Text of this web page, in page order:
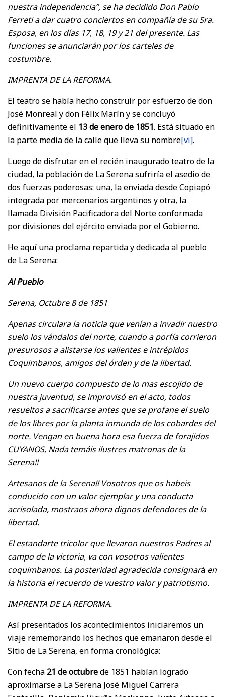
nuestra independencia”, se ha decidido Don Pablo
Ferreti a dar cuatro conciertos en compañía de su Sra.
Esposa, en los días 17, 18, 19 y 21 del presente. Las
funciones se anunciarán por los carteles de
costumbre.
IMPRENTA DE LA REFORMA.
El teatro se había hecho construir por esfuerzo de don
José Monreal y don Félix Marín y se concluyó
definitivamente el 13 de enero de 1851. Está situado en
la parte media de la calle que lleva su nombre[vi].
Luego de disfrutar en el recién inaugurado teatro de la
ciudad, la población de La Serena sufriría el asedio de
dos fuerzas poderosas: una, la enviada desde Copiapó
integrada por mercenarios argentinos y otra, la
llamada División Pacificadora del Norte conformada
por divisiones del ejército enviada por el Gobierno.
He aquí una proclama repartida y dedicada al pueblo
de La Serena:
Al Pueblo
Serena, Octubre 8 de 1851
Apenas circulara la noticia que venían a invadir nuestro
suelo los vándalos del norte, cuando a porfía corrieron
presurosos a alistarse los valientes e intrépidos
Coquimbanos, amigos del órden y de la libertad.
Un nuevo cuerpo compuesto de lo mas escojido de
nuestra juventud, se improvisó en el acto, todos
resueltos a sacrificarse antes que se profane el suelo
de los libres por la planta inmunda de los cobardes del
norte. Vengan en buena hora esa fuerza de forajidos
CUYANOS, Nada temáis ilustres matronas de la
Serena!!
Artesanos de la Serena!! Vosotros que os habeis
conducido con un valor ejemplar y una conducta
acrisolada, mostraos ahora dignos defendores de la
libertad.
El estandarte tricolor que llevaron nuestros Padres al
campo de la victoria, va con vosotros valientes
coquimbanos. La posteridad agradecida consignará en
la historia el recuerdo de vuestro valor y patriotismo.
IMPRENTA DE LA REFORMA.
Así presentados los acontecimientos iniciaremos un
viaje rememorando los hechos que emanaron desde el
Sitio de La Serena, en forma cronológica:
Con fecha 21 de octubrede 1851 habían logrado
aproximarse a La Serena José Miguel Carrera